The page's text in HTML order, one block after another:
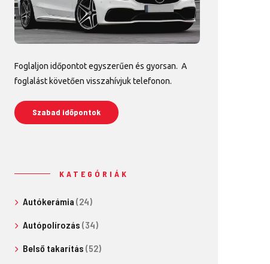
Foglaljon időpontot egyszerűen és gyorsan. A
foglalást követően visszahívjuk telefonon.
Szabad időpontok
KATEGÓRIÁK
Autókerámia (24)
Autópolírozás (34)
Belső takarítás (52)